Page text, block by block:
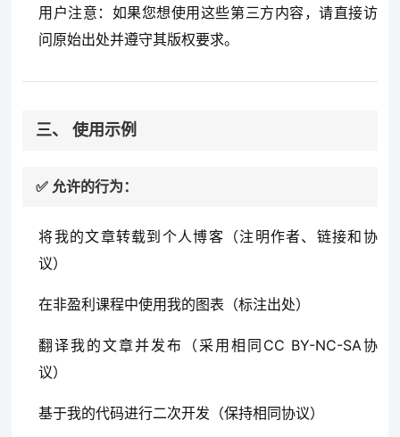
用户注意：如果您想使用这些第三方内容，请直接访
问原始出处并遵守其版权要求。
三、 使用示例
✅ 允许的行为：
将我的文章转载到个人博客（注明作者、链接和协
议）
在非盈利课程中使用我的图表（标注出处）
翻译我的文章并发布（采用相同CC BY-NC-SA协
议）
基于我的代码进行二次开发（保持相同协议）